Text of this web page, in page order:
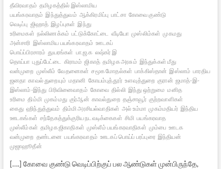
தீவிரவாதம் தமிழகத்தில் இஸ்லாமிய
பயங்கரவாதம் இந்துத்துவம் ஆக்கிரமிப்பு பாட்சா கோவை குண்டு
வெடிப்பு ஜிஹாத் இழப்புகள் இந்து
உரிமைகள் நல்லிணக்கம் பட்டுக்கோட்டை வீடியோ முஸ்லிம்கள் முகமது
அன்சாரி இஸ்லாமிய பயங்கரவாதம் ஊடகப்
பொய்ப்பிரசாரம் துயரங்கள் பா.ஜ.க லஷ்கர் இ
தொய்பா புதுப்பேட்டை கிராமம் ஜிகாத் தமிழக அரசும் இந்துக்கள் மீது
வன்முறை முஸ்லீம் வேதனைகள் சமூக மோதல்கள் பாக்கிஸ்தான் இஸ்லாம் பாரதிய
ஜனதா காவல் துறையும் மதானி கோயம்புத்தூர் உளவுத்துறை குரான் ஜமாத்-இ-
இஸ்லாம்-இந்து பிரிவினைவாதம் கோவை தில்லி இந்து ஒற்றுமை மனித
உரிமை திம்மி முகம்மது குர்ஆன் காவல்துறை தஞ்சாவூர் குற்றவாளிகள்
கைது ஹிந்துத்துவம் திம்மி அரசியல்வாதிகள் அல் உம்மா முகம்மதியர் இந்திய
ஊடகங்கள் சந்தேகத்துக்குரிய நடவடிக்கைகள் சிமி பயங்கரவாத
முஸ்லீம்கள் தமிழக ஜிகாதிகள் முஸ்லீம் பயங்கரவாதிகள் மும்பை ஊடக
வன்முறை தண்டனை பயங்கரவாதம் ஊடகப் பொய்ப் பரப்புரை இந்தியன்
முஜாஹூதீன்
[….] கோவை குண்டு வெடிப்பிற்குப் பல ஆண்டுகள் முன்பிருந்தே,